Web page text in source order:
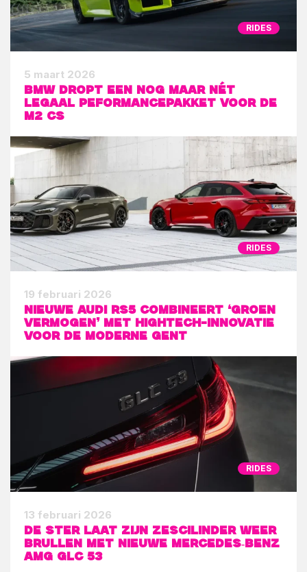
RIDES
5 maart 2026
BMW dropt een nog maar nét
legaal peformancepakket voor de
M2 CS
RIDES
19 februari 2026
Nieuwe Audi RS5 combineert ‘groen
vermogen’ met hightech-innovatie
voor de moderne gent
RIDES
13 februari 2026
De ster laat zijn zescilinder weer
brullen met nieuwe Mercedes‑Benz
AMG GLC 53